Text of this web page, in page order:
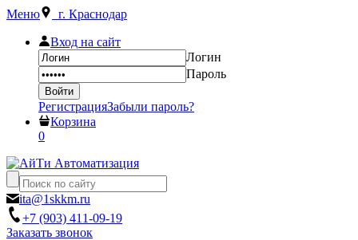
Меню г. Краснодар
Вход на сайт
Логин
Пароль
РегистрацияЗабыли пароль?
Корзина
0
ita@1skkm.ru
+7 (903) 411-09-19
Заказать звонок